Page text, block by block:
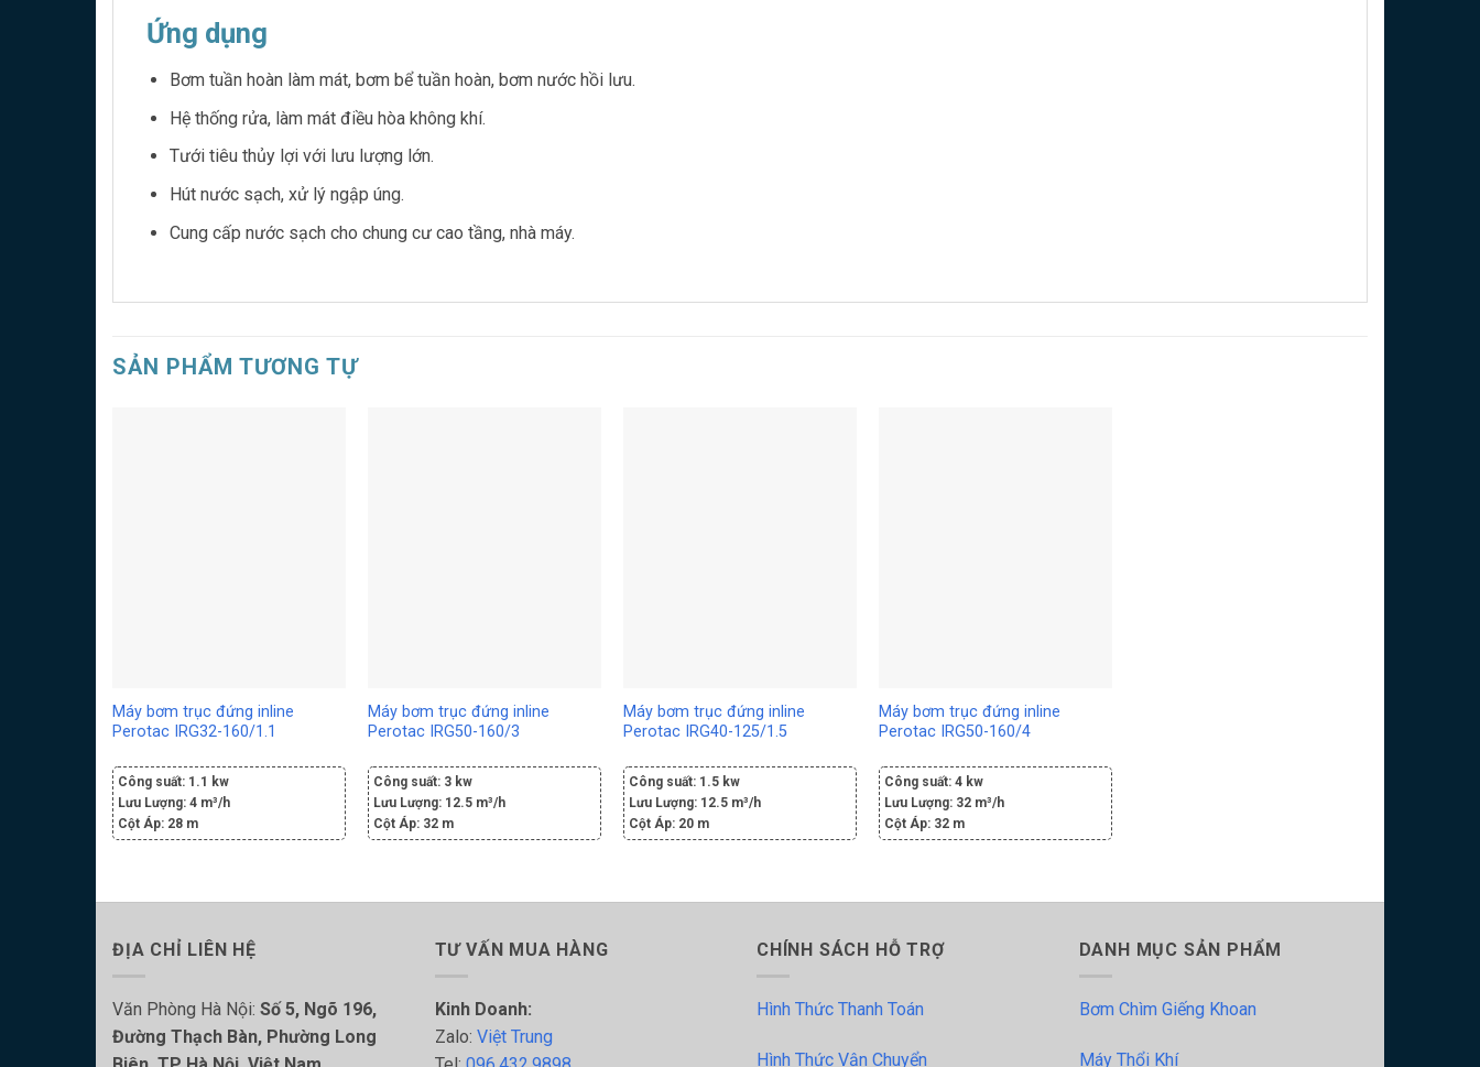
Ứng dụng
Bơm tuần hoàn làm mát, bơm bể tuần hoàn, bơm nước hồi lưu.
Hệ thống rửa, làm mát điều hòa không khí.
Tưới tiêu thủy lợi với lưu lượng lớn.
Hút nước sạch, xử lý ngập úng.
Cung cấp nước sạch cho chung cư cao tầng, nhà máy.
SẢN PHẨM TƯƠNG TỰ
Máy bơm trục đứng inline
Perotac IRG32-160/1.1
Công suất: 1.1 kw
Lưu Lượng:4 m³/h
Cột Áp: 28 m
Máy bơm trục đứng inline
Perotac IRG50-160/3
Công suất: 3 kw
Lưu Lượng: 12.5 m³/h
Cột Áp: 32 m
Máy bơm trục đứng inline
Perotac IRG40-125/1.5
Công suất: 1.5 kw
Lưu Lượng: 12.5 m³/h
Cột Áp: 20 m
Máy bơm trục đứng inline
Perotac IRG50-160/4
Công suất:4 kw
Lưu Lượng: 32 m³/h
Cột Áp: 32 m
ĐỊA CHỈ LIÊN HỆ
Văn Phòng Hà Nội: Số 5, Ngõ 196,
Đường Thạch Bàn, Phường Long
TƯ VẤN MUA HÀNG
Kinh Doanh:
Zalo: Việt Trung
CHÍNH SÁCH HỖ TRỢ
Hình Thức Thanh Toán
Hình Thức Vận Chuyển
DANH MỤC SẢN PHẨM
Bơm Chìm Giếng Khoan
Máy Thổi Khí